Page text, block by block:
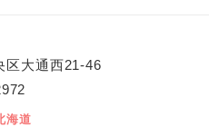
区大通西21-46
海道